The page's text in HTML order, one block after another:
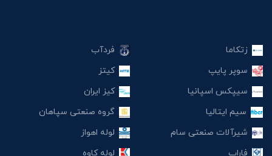
زتکاما
سوپر پایپ
سیپکس اسپانیا
سیم ایتالیا
شیرآلات صنعتی سام
فاراب
فردآب
کیتز
کیز ایران
گروه صنعتی سپاهان
لوله اهواز
لوله کاوه